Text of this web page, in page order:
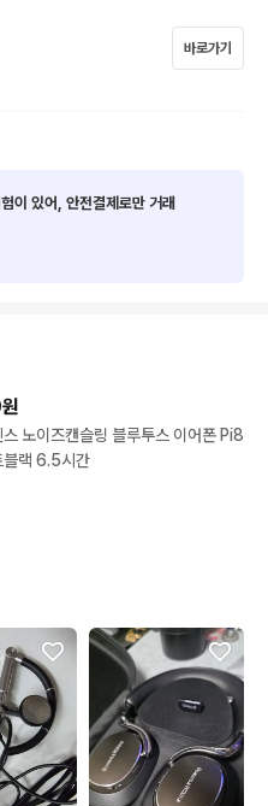
바로가기
이 있어, 안전결제로만 거래
원
노이즈캔슬링 블루투스 이어폰 Pi8
블랙 6.5시간